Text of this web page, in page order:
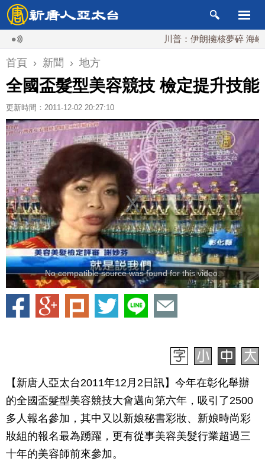
川普：伊朗擁核夢碎 海峽即將恢
首頁 › 新聞 › 地方
全國盃髮型美容競技 檢定提升技能
更新時間：2011-12-02 20:27:10
No compatible source was found for this video.
【新唐人亞太台2011年12月2日訊】今年在彰化舉辦
的全國盃髮型美容競技大會邁向第六年，吸引了2500
多人報名參加，其中又以新娘秘書彩妝、新娘時尚彩
妝組的報名最為踴躍，更有從事美容美髮行業超過三
十年的美容師前來參加。